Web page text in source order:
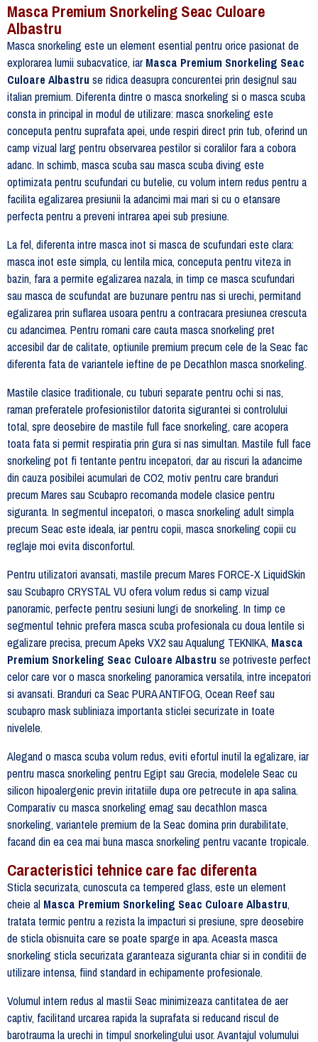
Masca Premium Snorkeling Seac Culoare
Albastru
Masca snorkeling este un element esential pentru orice pasionat de
explorarea lumii subacvatice, iar Masca Premium Snorkeling Seac
Culoare Albastru se ridica deasupra concurentei prin designul sau
italian premium. Diferenta dintre o masca snorkeling si o masca scuba
consta in principal in modul de utilizare: masca snorkeling este
conceputa pentru suprafata apei, unde respiri direct prin tub, oferind un
camp vizual larg pentru observarea pestilor si coralilor fara a cobora
adanc. In schimb, masca scuba sau masca scuba diving este
optimizata pentru scufundari cu butelie, cu volum intern redus pentru a
facilita egalizarea presiunii la adancimi mai mari si cu o etansare
perfecta pentru a preveni intrarea apei sub presiune.
La fel, diferenta intre masca inot si masca de scufundari este clara:
masca inot este simpla, cu lentila mica, conceputa pentru viteza in
bazin, fara a permite egalizarea nazala, in timp ce masca scufundari
sau masca de scufundat are buzunare pentru nas si urechi, permitand
egalizarea prin suflarea usoara pentru a contracara presiunea crescuta
cu adancimea. Pentru romani care cauta masca snorkeling pret
accesibil dar de calitate, optiunile premium precum cele de la Seac fac
diferenta fata de variantele ieftine de pe Decathlon masca snorkeling.
Mastile clasice traditionale, cu tuburi separate pentru ochi si nas,
raman preferatele profesionistilor datorita sigurantei si controlului
total, spre deosebire de mastile full face snorkeling, care acopera
toata fata si permit respiratia prin gura si nas simultan. Mastile full face
snorkeling pot fi tentante pentru incepatori, dar au riscuri la adancime
din cauza posibilei acumulari de CO2, motiv pentru care branduri
precum Mares sau Scubapro recomanda modele clasice pentru
siguranta. In segmentul incepatori, o masca snorkeling adult simpla
precum Seac este ideala, iar pentru copii, masca snorkeling copii cu
reglaje moi evita disconfortul.
Pentru utilizatori avansati, mastile precum Mares FORCE-X LiquidSkin
sau Scubapro CRYSTAL VU ofera volum redus si camp vizual
panoramic, perfecte pentru sesiuni lungi de snorkeling. In timp ce
segmentul tehnic prefera masca scuba profesionala cu doua lentile si
egalizare precisa, precum Apeks VX2 sau Aqualung TEKNIKA, Masca
Premium Snorkeling Seac Culoare Albastru se potriveste perfect
celor care vor o masca snorkeling panoramica versatila, intre incepatori
si avansati. Branduri ca Seac PURA ANTIFOG, Ocean Reef sau
scubapro mask subliniaza importanta sticlei securizate in toate
nivelele.
Alegand o masca scuba volum redus, eviti efortul inutil la egalizare, iar
pentru masca snorkeling pentru Egipt sau Grecia, modelele Seac cu
silicon hipoalergenic previn iritatiile dupa ore petrecute in apa salina.
Comparativ cu masca snorkeling emag sau decathlon masca
snorkeling, variantele premium de la Seac domina prin durabilitate,
facand din ea cea mai buna masca snorkeling pentru vacante tropicale.
Caracteristici tehnice care fac diferenta
Sticla securizata, cunoscuta ca tempered glass, este un element
cheie al Masca Premium Snorkeling Seac Culoare Albastru,
tratata termic pentru a rezista la impacturi si presiune, spre deosebire
de sticla obisnuita care se poate sparge in apa. Aceasta masca
snorkeling sticla securizata garanteaza siguranta chiar si in conditii de
utilizare intensa, fiind standard in echipamente profesionale.
Volumul intern redus al mastii Seac minimizeaza cantitatea de aer
captiv, facilitand urcarea rapida la suprafata si reducand riscul de
barotrauma la urechi in timpul snorkelingului usor. Avantajul volumului